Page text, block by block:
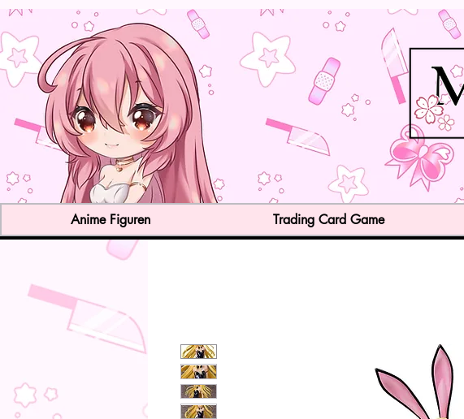
Anime Figuren Trading Card Game